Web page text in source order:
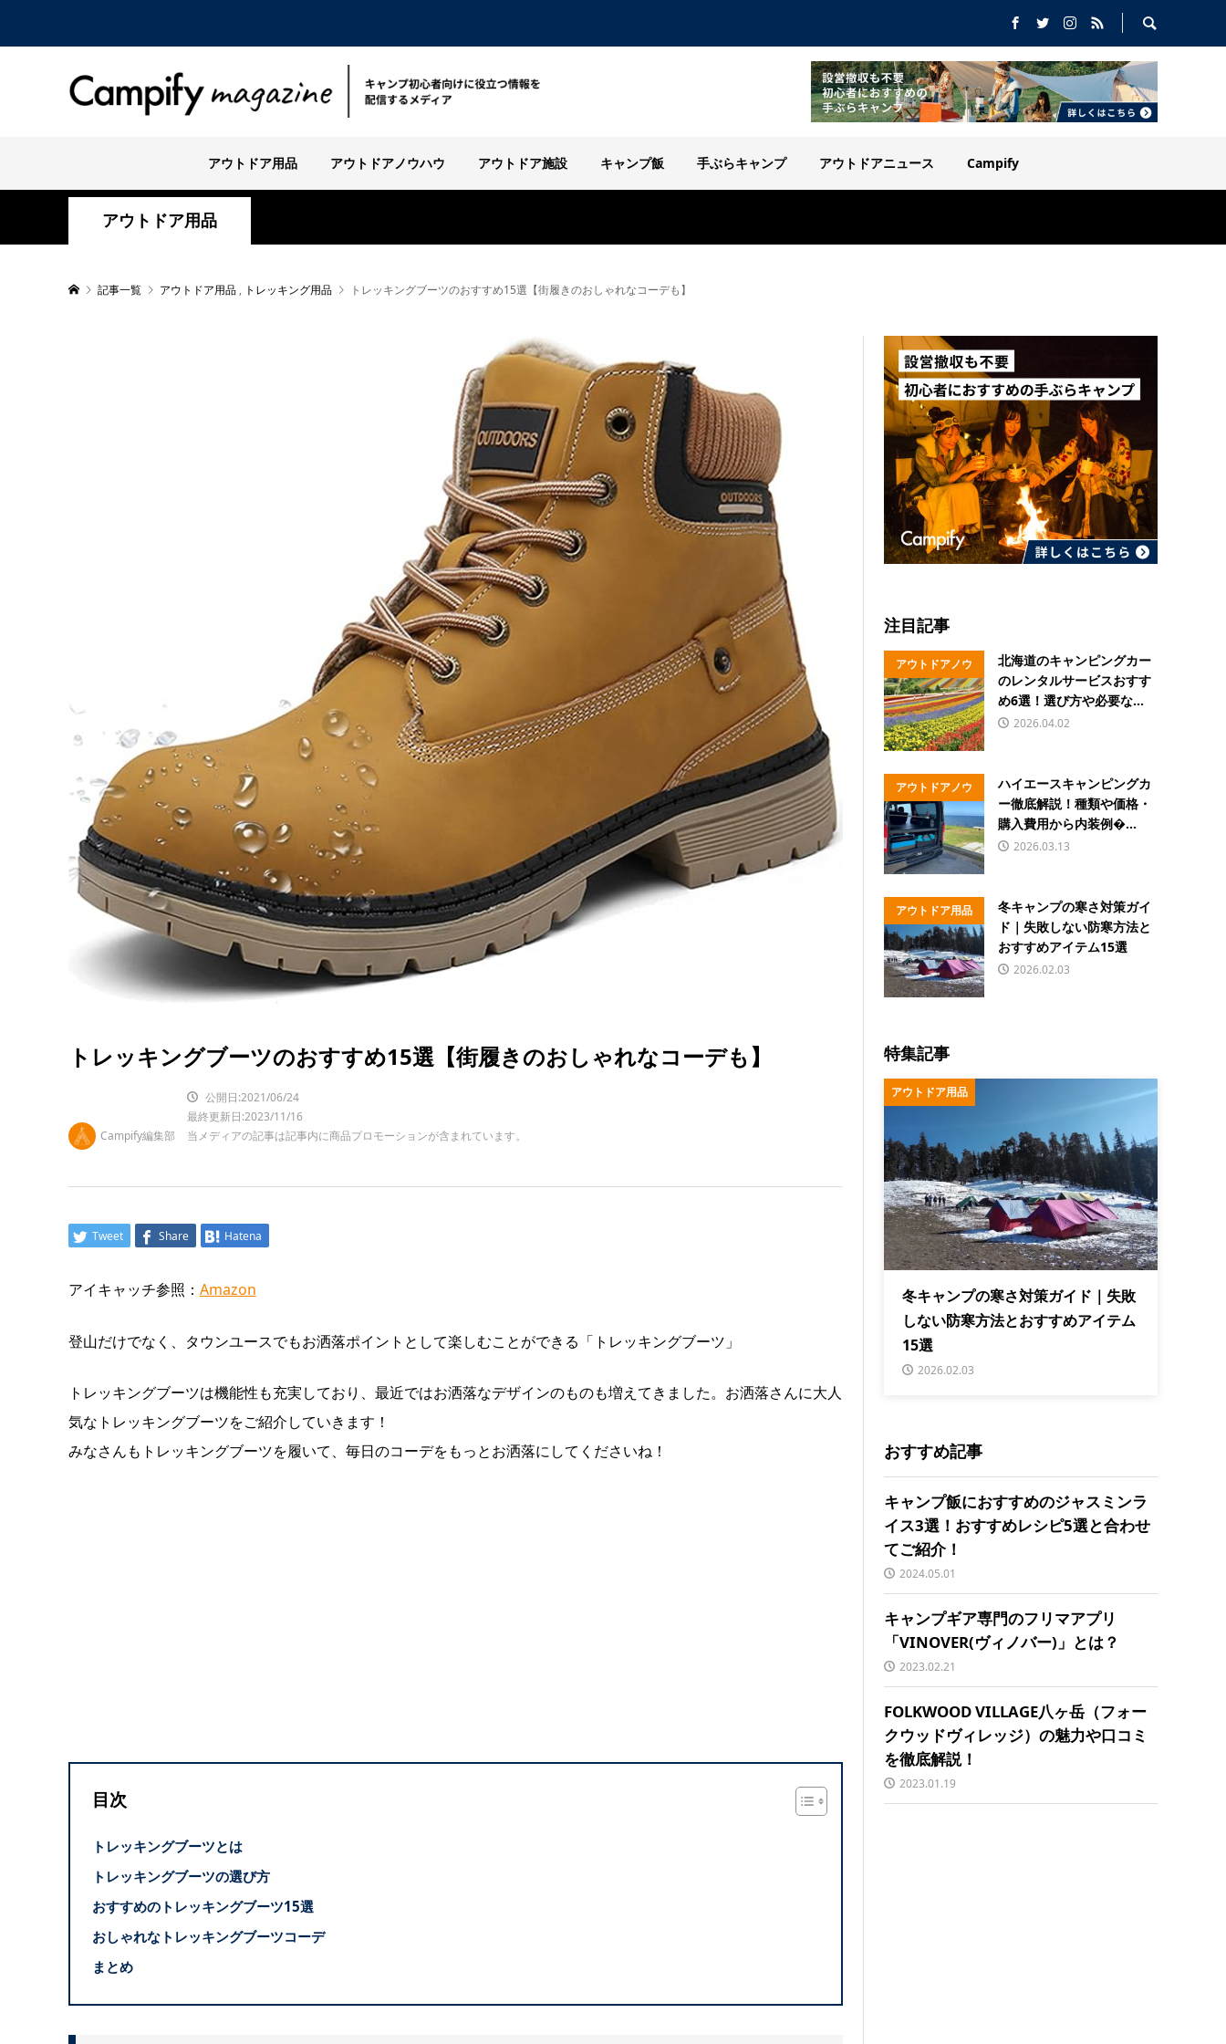
アウトドア用品 アウトドアノウハウ アウトドア施設 キャンプ飯 手ぶらキャンプ アウトドアニュース Campify
アウトドア用品
記事一覧 アウトドア用品 , トレッキング用品 トレッキングブーツのおすすめ15選【街履きのおしゃれなコーデも】
トレッキングブーツのおすすめ15選【街履きのおしゃれなコーデも】
Campify編集部
公開日:2021/06/24
最終更新日:2023/11/16
当メディアの記事は記事内に商品プロモーションが含まれています。
Tweet Share Hatena
アイキャッチ参照： Amazon
登山だけでなく、タウンユースでもお洒落ポイントとして楽しむことができる「トレッキングブーツ」
トレッキングブーツは機能性も充実しており、最近ではお洒落なデザインのものも増えてきました。お洒落さんに大人
気なトレッキングブーツをご紹介していきます！
みなさんもトレッキングブーツを履いて、毎日のコーデをもっとお洒落にしてくださいね！
目次
トレッキングブーツとは
トレッキングブーツの選び方
おすすめのトレッキングブーツ15選
おしゃれなトレッキングブーツコーデ
まとめ
注目記事
アウトドアノウ
ハウ
北海道のキャンピングカー
のレンタルサービスおすす
め6選！選び方や必要な...
2026.04.02
アウトドアノウ
ハウ
ハイエースキャンピングカ
ー徹底解説！種類や価格・
購入費用から内装例�...
2026.03.13
アウトドア用品
冬キャンプの寒さ対策ガイ
ド｜失敗しない防寒方法と
おすすめアイテム15選
2026.02.03
特集記事
アウトドア用品
冬キャンプの寒さ対策ガイド｜失敗
しない防寒方法とおすすめアイテム
15選
2026.02.03
おすすめ記事
キャンプ飯におすすめのジャスミンラ
イス3選！おすすめレシピ5選と合わせ
てご紹介！
2024.05.01
キャンプギア専門のフリマアプリ
「VINOVER(ヴィノバー)」とは？
2023.02.21
FOLKWOOD VILLAGE八ヶ岳（フォー
クウッドヴィレッジ）の魅力や口コミ
を徹底解説！
2023.01.19